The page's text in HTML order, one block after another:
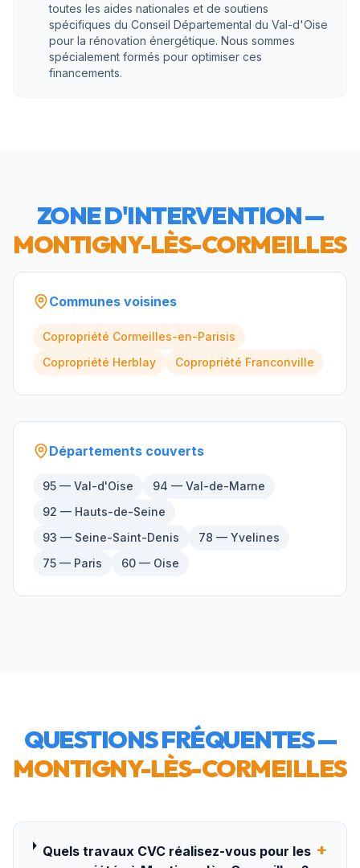
toutes les aides nationales et de soutiens
spécifiques du Conseil Départemental du Val-d'Oise
pour la rénovation énergétique. Nous sommes
spécialement formés pour optimiser ces
financements.
ZONE D'INTERVENTION —
MONTIGNY-LÈS-CORMEILLES
Communes voisines
Copropriété Cormeilles-en-Parisis
Copropriété Herblay Copropriété Franconville
Départements couverts
95 — Val-d'Oise
94 — Val-de-Marne
92 — Hauts-de-Seine
93 — Seine-Saint-Denis
78 — Yvelines
75 — Paris
60 — Oise
QUESTIONS FRÉQUENTES —
MONTIGNY-LÈS-CORMEILLES
Quels travaux CVC réalisez-vous pour les +